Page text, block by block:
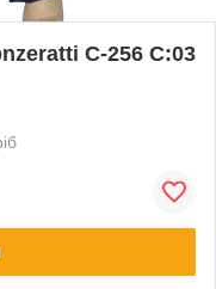
C-256 C:03